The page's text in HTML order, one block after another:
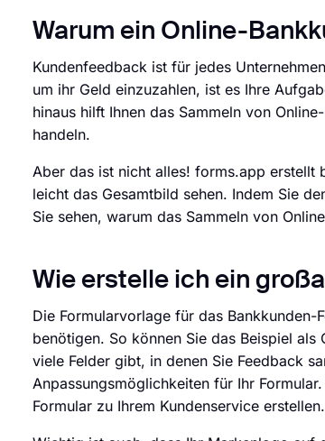
Warum ein Online-
Kundenfeedback ist für jedes
um ihr Geld einzuzahlen, ist es Ihre
hinaus hilft Ihnen das Sammeln von
handeln.
Aber das ist nicht alles! forms.app erstellt
leicht das Gesamtbild sehen. Indem Sie
Sie sehen, warum das Sammeln von
Wie erstelle ich ein
Die Formularvorlage für das
benötigen. So können Sie das Beispiel
viele Felder gibt, in denen Sie Feedback
Anpassungsmöglichkeiten für Ihr
Formular zu Ihrem Kundenservice erstellen.